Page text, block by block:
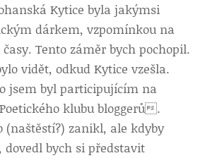
Kytice byla jakýmsi
dárkem, vzpomínkou na
Tento záměr bych pochopil.
vidět, odkud Kytice vzešla.
jsem byl participujícím na
klubu bloggerů.
(naštěstí?) zanikl, ale kdyby
dovedl bych si představit